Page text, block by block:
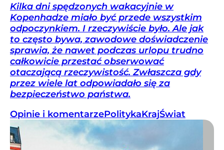
Kilka dni spędzonych wakacyjnie w
Kopenhadze miało być przede wszystkim
odpoczynkiem. I rzeczywiście było. Ale jak
to często bywa, zawodowe doświadczenie
sprawia, że nawet podczas urlopu trudno
całkowicie przestać obserwować
otaczającą rzeczywistość. Zwłaszcza gdy
przez wiele lat odpowiadało się za
bezpieczeństwo państwa.
Opinie i komentarzePolitykaKrajŚwiat